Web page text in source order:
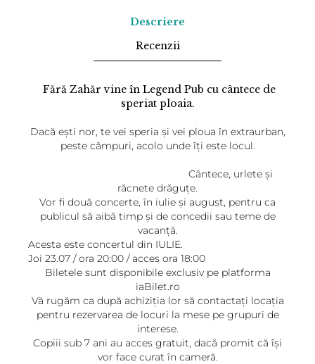
Descriere
Recenzii
Fără Zahăr vine în Legend Pub cu cântece de
speriat ploaia.
Dacă eşti nor, te vei speria şi vei ploua în extraurban,
peste câmpuri, acolo unde îţi este locul.
Cântece, urlete şi
răcnete drăguţe.
Vor fi două concerte, în iulie şi august, pentru ca
publicul să aibă timp şi de concedii sau teme de
vacanţă.
Acesta este concertul din IULIE.
Joi 23.07 / ora 20:00 / acces ora 18:00
Biletele sunt disponibile exclusiv pe platforma
iaBilet.ro
Vă rugăm ca după achiziţia lor să contactaţi locaţia
pentru rezervarea de locuri la mese pe grupuri de
interese.
Copiii sub 7 ani au acces gratuit, dacă promit că îşi
vor face curat în cameră.